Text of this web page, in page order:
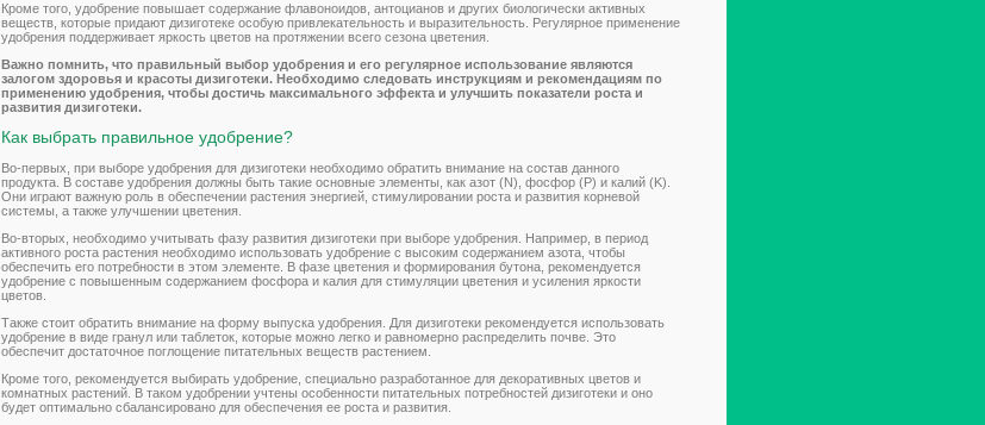
Кроме того, удобрение повышает содержание флавоноидов, антоцианов и других биологически активных
веществ, которые придают дизиготеке особую привлекательность и выразительность. Регулярное применение
удобрения поддерживает яркость цветов на протяжении всего сезона цветения.
Важно помнить, что правильный выбор удобрения и его регулярное использование являются
залогом здоровья и красоты дизиготеки. Необходимо следовать инструкциям и рекомендациям по
применению удобрения, чтобы достичь максимального эффекта и улучшить показатели роста и
развития дизиготеки.
Как выбрать правильное удобрение?
Во-первых, при выборе удобрения для дизиготеки необходимо обратить внимание на состав данного
продукта. В составе удобрения должны быть такие основные элементы, как азот (N), фосфор (P) и калий (K).
Они играют важную роль в обеспечении растения энергией, стимулировании роста и развития корневой
системы, а также улучшении цветения.
Во-вторых, необходимо учитывать фазу развития дизиготеки при выборе удобрения. Например, в период
активного роста растения необходимо использовать удобрение с высоким содержанием азота, чтобы
обеспечить его потребности в этом элементе. В фазе цветения и формирования бутона, рекомендуется
удобрение с повышенным содержанием фосфора и калия для стимуляции цветения и усиления яркости
цветов.
Также стоит обратить внимание на форму выпуска удобрения. Для дизиготеки рекомендуется использовать
удобрение в виде гранул или таблеток, которые можно легко и равномерно распределить почве. Это
обеспечит достаточное поглощение питательных веществ растением.
Кроме того, рекомендуется выбирать удобрение, специально разработанное для декоративных цветов и
комнатных растений. В таком удобрении учтены особенности питательных потребностей дизиготеки и оно
будет оптимально сбалансировано для обеспечения ее роста и развития.